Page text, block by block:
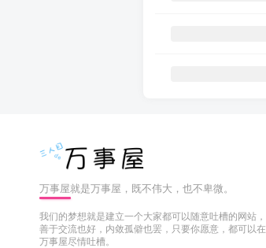
万事屋就是万事屋，既不伟大，也不卑微。
我们的梦想就是建立一个大家都可以随意吐槽的网站，
善于交流也好，内敛孤僻也罢，只要你愿意，都可以在
万事屋尽情吐槽。